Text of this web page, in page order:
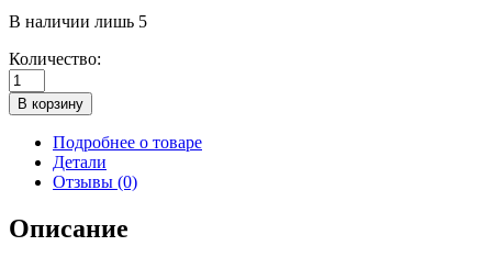
В наличии лишь 5
Количество:
Количество
товара
SHIK
Спонж
макияжа
бежевый
MAKE-
UP
В корзину
Подробнее о товаре
Детали
Отзывы (0)
Описание